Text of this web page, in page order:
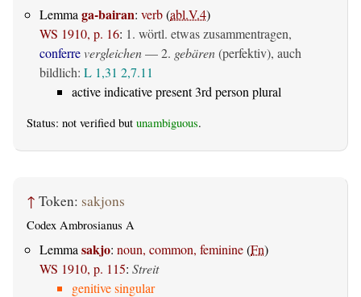
Lemma ga-bairan: verb(abl.V.4)
WS 1910, p. 16: 1. wörtl. etwas zusammentragen,
conferrevergleichen— 2. gebären(perfektiv), auch
bildlich: L 1,31 2,7.11
active indicative present 3rd person plural
Status: not verified but unambiguous.
↑ Token: sakjons
Codex Ambrosianus A
Lemma sakjo: noun, common, feminine(Fn)
WS 1910, p. 115: Streit
genitive singular